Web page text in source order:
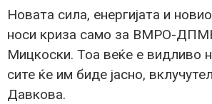
Новата сила, енергијата и
носи криза само за ВМРО-
Мицкоски. Тоа веќе е видливо
сите ќе им биде јасно,
Давкова.